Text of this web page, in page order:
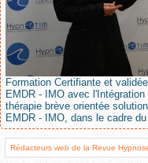
Formation Certifiante et
EMDR - IMO avec
thérapie brève orientée
EMDR - IMO, dans le cadre
Rédacteurs web de la Revue